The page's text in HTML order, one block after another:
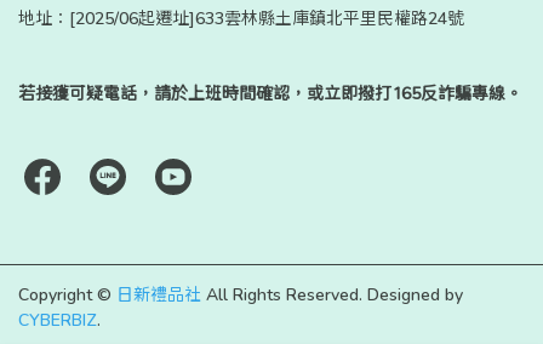
地址：[2025/06起遷址]633雲林縣土庫鎮北平里民權路24號
若接獲可疑電話，請於上班時間確認，或立即撥打165反詐騙專線。
Copyright © 日新禮品社 All Rights Reserved. Designed by
CYBERBIZ.